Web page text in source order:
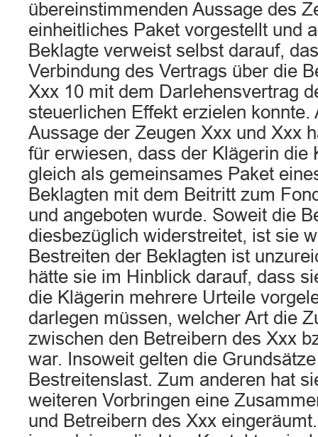
übereinstimmenden Aussage des
einheitliches Paket vorgestellt und
Beklagte verweist selbst darauf,
Verbindung des Vertrags über die
Xxx 10 mit dem Darlehensvertrag
steuerlichen Effekt erzielen konnte.
Aussage der Zeugen Xxx und Xxx
für erwiesen, dass der Klägerin die
gleich als gemeinsames Paket
Beklagten mit dem Beitritt zum
und angeboten wurde. Soweit die
diesbezüglich widerstreitet, ist sie
Bestreiten der Beklagten ist
hätte sie im Hinblick darauf, dass
die Klägerin mehrere Urteile
darlegen müssen, welcher Art die
zwischen den Betreibern des Xxx
war. Insoweit gelten die
Bestreitenslast. Zum anderen hat
weiteren Vorbringen eine
und Betreibern des Xxx